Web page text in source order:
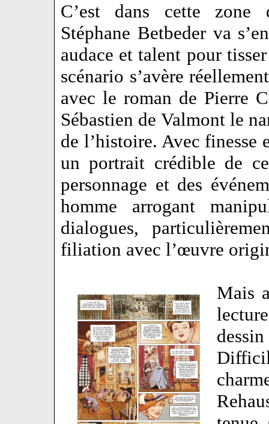
C’est dans cette zone
Stéphane Betbeder va
audace et talent pour
scénario s’avère
avec le roman de Pierre
Sébastien de Valmont le
de l’histoire. Avec finesse
un portrait crédible de
personnage et des
homme arrogant
dialogues,
filiation avec l’œuvre
Mais